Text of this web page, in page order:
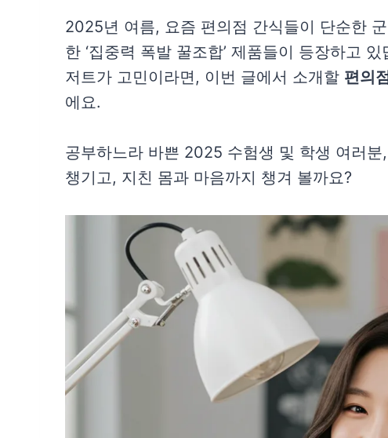
2025년 여름, 요즘 편의점 간식들이 단순한
한 ‘집중력 폭발 꿀조합’ 제품들이 등장하고 있
저트가 고민이라면, 이번 글에서 소개할 편의
에요.
공부하느라 바쁜 2025 수험생 및 학생 여러분,
챙기고, 지친 몸과 마음까지 챙겨 볼까요?